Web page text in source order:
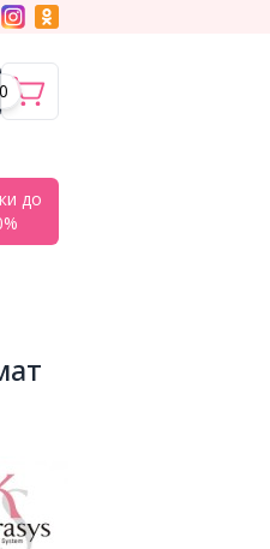
0
до